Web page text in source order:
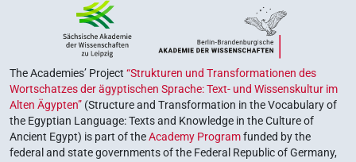
The Academies’ Project “Strukturen und Transformationen des
Wortschatzes der ägyptischen Sprache: Text- und Wissenskultur im
Alten Ägypten” (Structure and Transformation in the Vocabulary of
the Egyptian Language: Texts and Knowledge in the Culture of
Ancient Egypt) is part of theAcademy Programfunded by the
federal and state governments of the Federal Republic of Germany,